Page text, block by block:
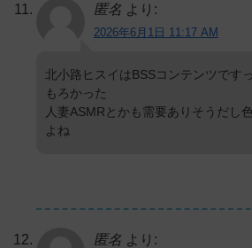
匿名 より:
2026年6月1日 11:17 AM
北小路ヒスイはBSSコンテンツです
もろかった
人妻ASMRとかも需要ありそうだし
よね
匿名 より: